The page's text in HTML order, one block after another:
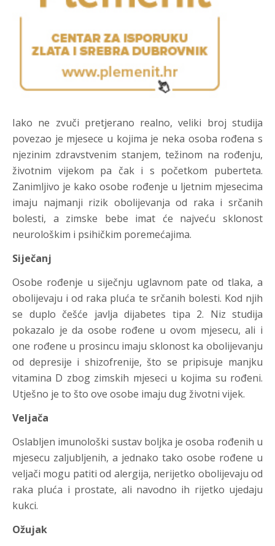
Iako ne zvuči pretjerano realno, veliki broj studija
povezao je mjesece u kojima je neka osoba rođena s
njezinim zdravstvenim stanjem, težinom na rođenju,
životnim vijekom pa čak i s početkom puberteta.
Zanimljivo je kako osobe rođenje u ljetnim mjesecima
imaju najmanji rizik obolijevanja od raka i srčanih
bolesti, a zimske bebe imat će najveću sklonost
neurološkim i psihičkim poremećajima.
Siječanj
Osobe rođenje u siječnju uglavnom pate od tlaka, a
obolijevaju i od raka pluća te srčanih bolesti. Kod njih
se duplo češće javlja dijabetes tipa 2. Niz studija
pokazalo je da osobe rođene u ovom mjesecu, ali i
one rođene u prosincu imaju sklonost ka obolijevanju
od depresije i shizofrenije, što se pripisuje manjku
vitamina D zbog zimskih mjeseci u kojima su rođeni.
Utješno je to što ove osobe imaju dug životni vijek.
Veljača
Oslabljen imunološki sustav boljka je osoba rođenih u
mjesecu zaljubljenih, a jednako tako osobe rođene u
veljači mogu patiti od alergija, nerijetko obolijevaju od
raka pluća i prostate, ali navodno ih rijetko ujedaju
kukci.
Ožujak